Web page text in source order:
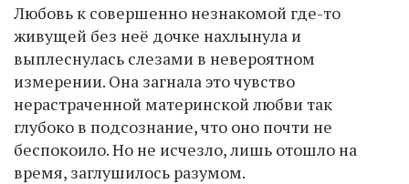
Любовь к совершенно незнакомой где-то
живущей без неё дочке нахлынула и
выплеснулась слезами в невероятном
измерении. Она загнала это чувство
нерастраченной материнской любви так
глубоко в подсознание, что оно почти не
беспокоило. Но не исчезло, лишь отошло на
время, заглушилось разумом.